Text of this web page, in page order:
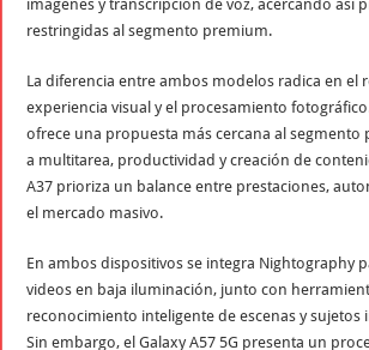
imágenes y transcripción de voz, acercando así
restringidas al segmento premium.
La diferencia entre ambos modelos radica en el
experiencia visual y el procesamiento fotográfico.
ofrece una propuesta más cercana al
a multitarea, productividad y creación de
A37 prioriza un balance entre prestaciones,
el mercado masivo.
En ambos dispositivos se integra Nightography
videos en baja iluminación, junto con
reconocimiento inteligente de escenas y sujetos
Sin embargo, el Galaxy A57 5G presenta un